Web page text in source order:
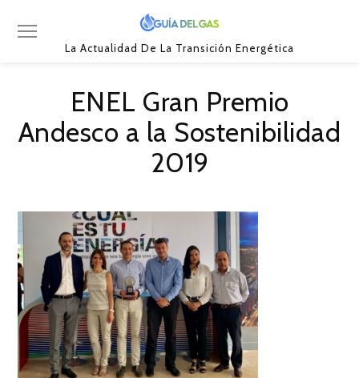
La Actualidad De La Transición Energética
ENEL Gran Premio
Andesco a la Sostenibilidad
2019